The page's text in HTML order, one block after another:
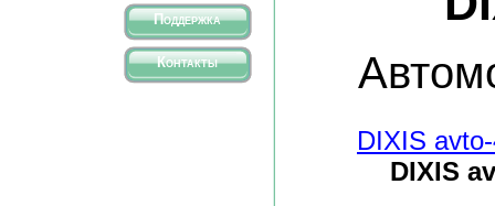
Поддержка
Контакты
DIXIS
DIXIS